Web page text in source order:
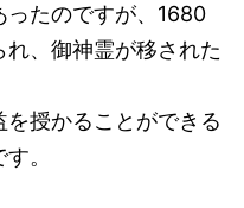
ったのですが、1680
、御神霊が移された
授かることができる
。